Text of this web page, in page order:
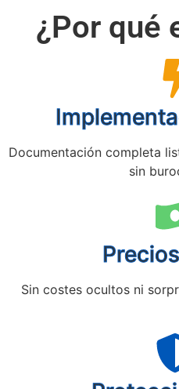
¿Por qué
Documentación completa
sin
Sin costes ocultos ni